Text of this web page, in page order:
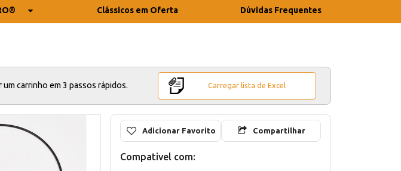
Clássicos em Oferta Dúvidas Frequentes
carrinho em 3 passos rápidos. Carregar lista de Excel
Adicionar Favorito Compartilhar
Compativel com: